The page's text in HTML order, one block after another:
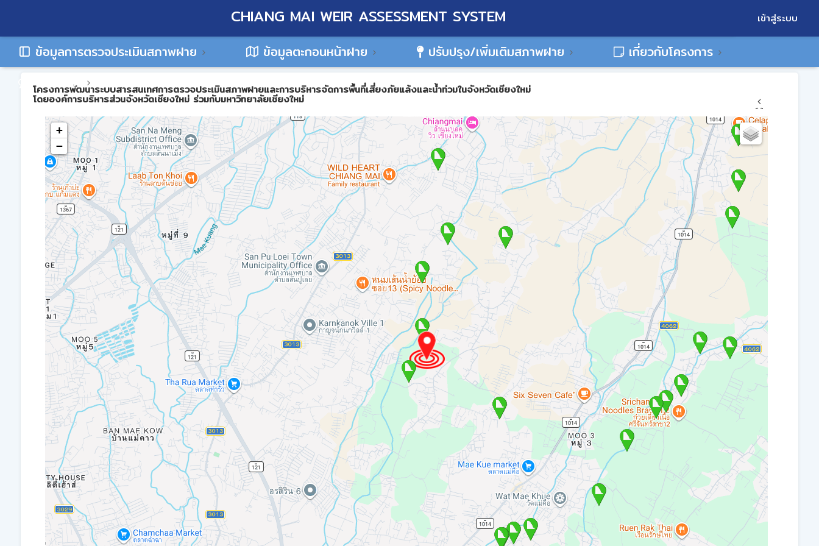
CHIANG MAI WEIR ASSESSMENT SYSTEM เข้าสู่ระบบ
ข้อมูลการตรวจประเมินสภาพฝาย ข้อมูลตะกอนหน้าฝาย ปรับปรุง/เพิ่มเติมสภาพฝาย
เกี่ยวกับโครงการ
ติดต่อเรา
โครงการพัฒนาระบบสารสนเทศการตรวจประเมินสภาพฝายและการบริหารจัดการพื้นที่เสี่ยงภัยแล้งและน้ำท่วมในจังหวัดเชียงใหม่
โดยองค์การบริหารส่วนจังหวัดเชียงใหม่ ร่วมกับมหาวิทยาลัยเชียงใหม่
+
−